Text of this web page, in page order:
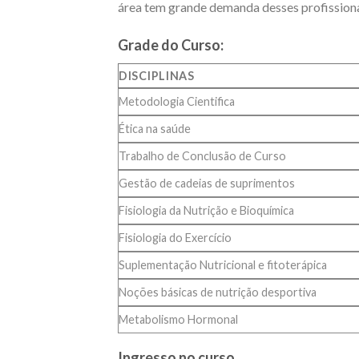
área tem grande demanda desses
Grade do Curso:
DISCIPLINAS
Metodologia Cientifica
Ética na saúde
Trabalho de Conclusão de Curso
Gestão de cadeias de suprimentos
Fisiologia da Nutrição e Bioquímica
Fisiologia do Exercício
Suplementação Nutricional e fitoterápica
Noções básicas de nutrição desportiva
Metabolismo Hormonal